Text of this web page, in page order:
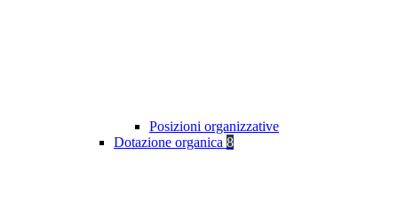
Posizioni organizzative
Dotazione organica 8